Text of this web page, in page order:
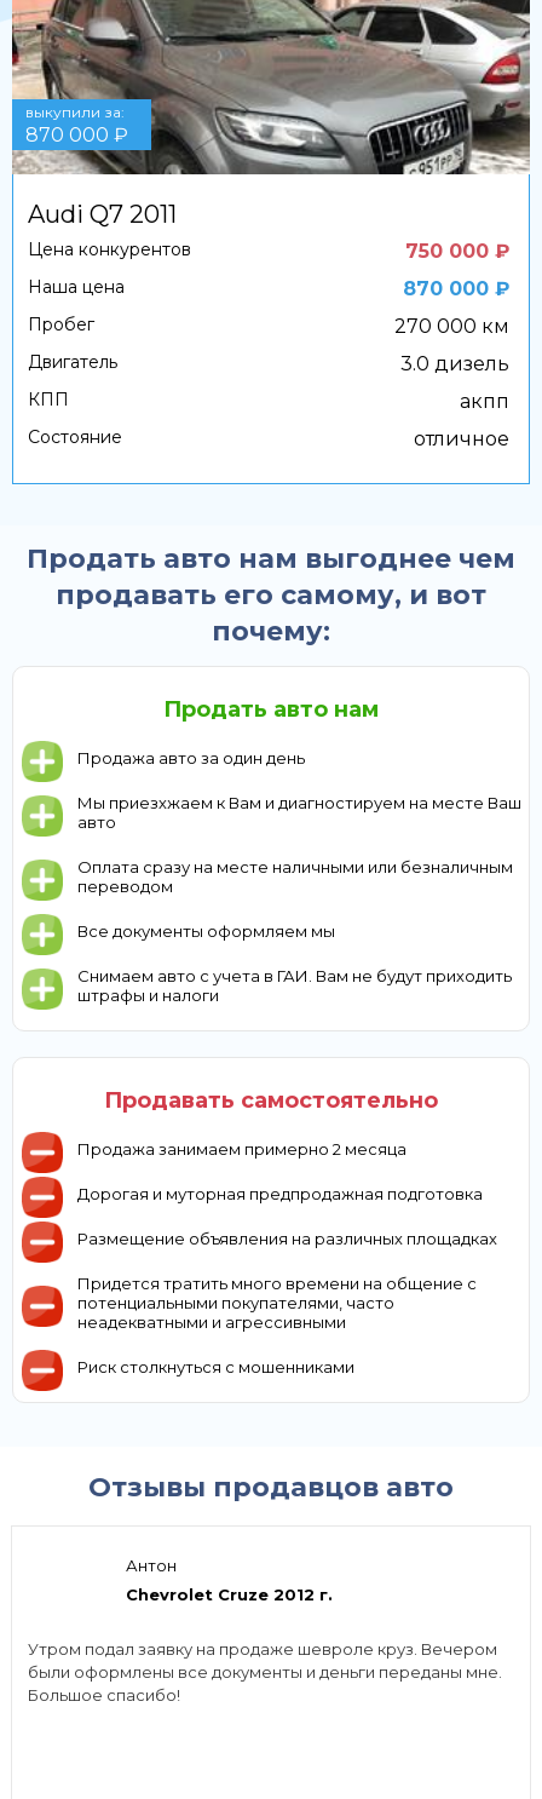
выкупили за:
870 000 ₽
Audi Q7 2011
Цена конкурентов 750 000 ₽
Наша цена 870 000 ₽
Пробег 270 000 км
Двигатель 3.0 дизель
КПП акпп
Состояние отличное
Продать авто нам выгоднее чем
продавать его самому, и вот
почему:
Продать авто нам
Продажа авто за один день
Мы приезхжаем к Вам и диагностируем на месте Ваш
авто
Оплата сразу на месте наличными или безналичным
переводом
Все документы оформляем мы
Снимаем авто с учета в ГАИ. Вам не будут приходить
штрафы и налоги
Продавать самостоятельно
Продажа занимаем примерно 2 месяца
Дорогая и муторная предпродажная подготовка
Размещение объявления на различных площадках
Придется тратить много времени на общение с
потенциальными покупателями, часто
неадекватными и агрессивными
Риск столкнуться с мошенниками
Отзывы продавцов авто
Антон
Chevrolet Cruze 2012 г.
Утром подал заявку на продаже шевроле круз. Вечером
были оформлены все документы и деньги переданы мне.
Большое спасибо!